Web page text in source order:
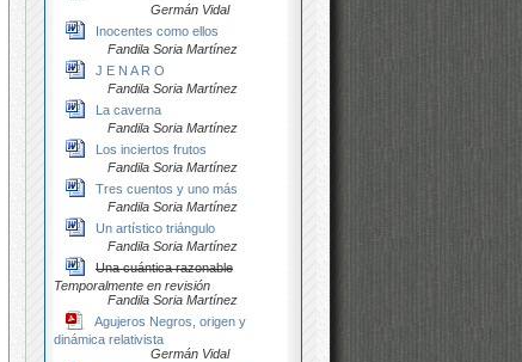
Germán Vidal
Inocentes como ellos
Fandila Soria Martínez
J E N A R O
Fandila Soria Martínez
La caverna
Fandila Soria Martínez
Los inciertos frutos
Fandila Soria Martínez
Tres cuentos y uno más
Fandila Soria Martínez
Un artístico triángulo
Fandila Soria Martínez
Una cuántica razonable
Temporalmente en revisión
Fandila Soria Martínez
Agujeros Negros, origen y
dinámica relativista
Germán Vidal